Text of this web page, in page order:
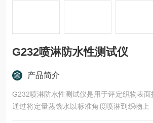
G232喷淋防水性测试仪
产品简介
G232喷淋防水性测试仪是用于评定织物表
通过将定量蒸馏水以标准角度喷淋到织物上
面润湿情况与标准图卡对照进行评级。该